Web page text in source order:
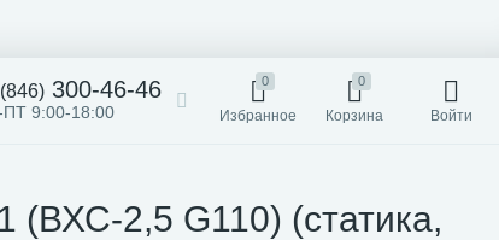
300-46-46
9:00-18:00
0
Избранное
0
Корзина Войти
(ВХС-2,5 G110) (статика,